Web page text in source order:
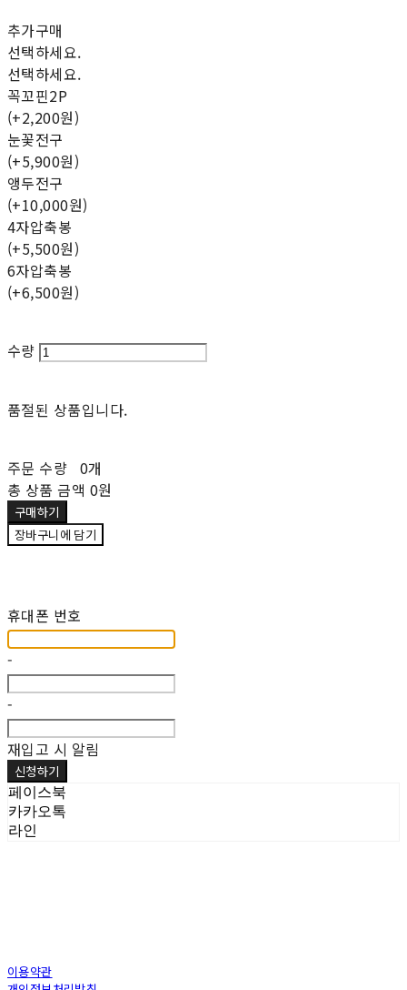
추가구매
선택하세요.
선택하세요.
꼭꼬핀2P
(+2,200원)
눈꽃전구
(+5,900원)
앵두전구
(+10,000원)
4자압축봉
(+5,500원)
6자압축봉
(+6,500원)
수량
품절된 상품입니다.
주문 수량 0개
총 상품 금액 0원
구매하기
장바구니에 담기
휴대폰 번호
-
-
재입고 시 알림
신청하기
페이스북
카카오톡
라인
이용약관